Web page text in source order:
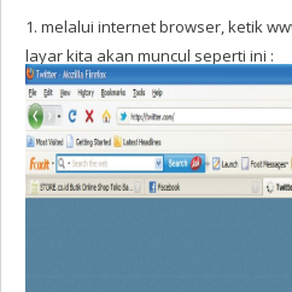
1. melalui internet browser, ketik
layar kita akan muncul seperti ini :